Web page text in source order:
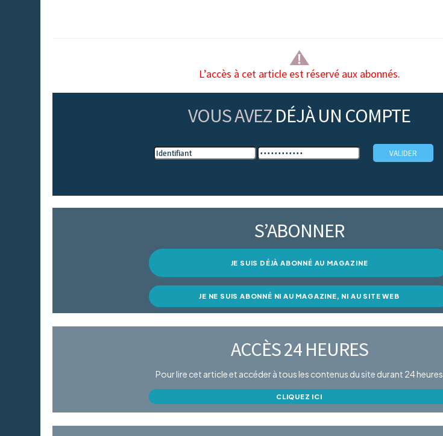
L’accès à cet article est réservé aux abonnés.
VOUS AVEZ DÉJÀ UN COMPTE
S’ABONNER
JE SUIS DÉJÀ ABONNÉ AU MAGAZINE
JE NE SUIS ABONNÉ NI AU MAGAZINE, NI AU SITE WEB
ACCÈS 24 HEURES
Pour lire cet article et accéder à tous les contenus du site durant 24 heures
CLIQUEZ ICI